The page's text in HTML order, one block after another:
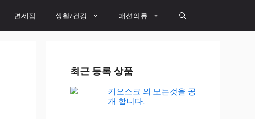
면세점 생활/건강 패션의류
최근 등록 상품
키오스크 의 모든것을 공
개 합니다.